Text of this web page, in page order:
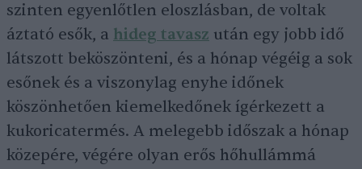
szinten egyenlőtlen eloszlásban, de voltak
áztató esők, a hideg tavasz után egy jobb idő
látszott beköszönteni, és a hónap végéig a sok
esőnek és a viszonylag enyhe időnek
köszönhetően kiemelkedőnek ígérkezett a
kukoricatermés. A melegebb időszak a hónap
közepére, végére olyan erős hőhullámmá